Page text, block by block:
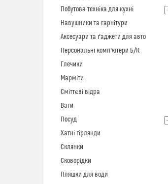
Побутова техніка для кухні
Навушники та гарнітури
Аксесуари та ґаджети для авто
Персональні комп'ютери Б/К
Глечики
Марміти
Сміттєві відра
Ваги
Посуд
Хатні гірлянди
Склянки
Сковорідки
Пляшки для води